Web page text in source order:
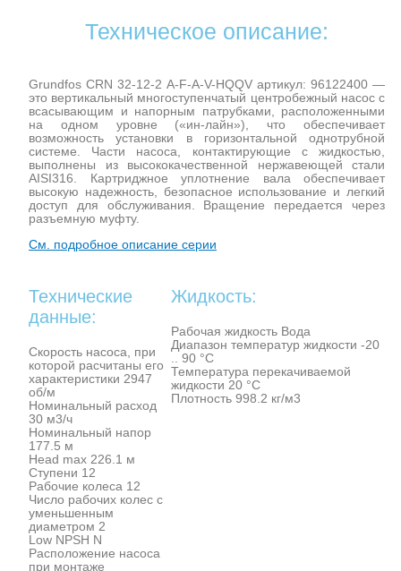
Техническое описание:
Grundfos CRN 32-12-2 A-F-A-V-HQQV артикул: 96122400 —
это вертикальный многоступенчатый центробежный насос с
всасывающим и напорным патрубками, расположенными
на одном уровне («ин-лайн»), что обеспечивает
возможность установки в горизонтальной однотрубной
системе. Части насоса, контактирующие с жидкостью,
выполнены из высококачественной нержавеющей стали
AISI316. Картриджное уплотнение вала обеспечивает
высокую надежность, безопасное использование и легкий
доступ для обслуживания. Вращение передается через
разъемную муфту.
См. подробное описание серии
Технические
данные:
Скорость насоса, при
которой расчитаны его
характеристики 2947
об/м
Номинальный расход
30 м3/ч
Номинальный напор
177.5 м
Head max 226.1 м
Ступени 12
Рабочие колеса 12
Число рабочих колес с
уменьшенным
диаметром 2
Low NPSH N
Расположение насоса
при монтаже
Жидкость:
Рабочая жидкость Вода
Диапазон температур жидкости -20
.. 90 °C
Температура перекачиваемой
жидкости 20 °C
Плотность 998.2 кг/м3